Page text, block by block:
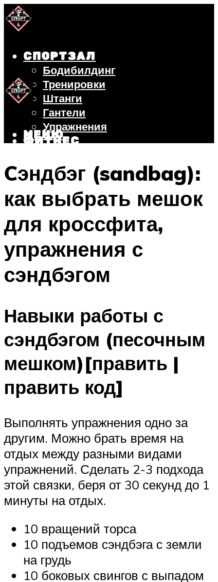
СПОРТЗАЛ
Бодибилдинг
Тренировки
Штанги
Гантели
Упражнения
ФИТНЕС
ВЕЛОСИПЕД
ПОХУДЕНИЕ
МЕНЮ
Cэндбэг (sandbag):
как выбрать мешок
для кроссфита,
упражнения с
сэндбэгом
Навыки работы с
сэндбэгом (песочным
мешком)[править |
править код]
Выполнять упражнения одно за
другим. Можно брать время на
отдых между разными видами
упражнений. Сделать 2-3 подхода
этой связки, беря от 30 секунд до 1
минуты на отдых.
10 вращений торса
10 подъемов сэндбэга с земли
на грудь
10 боковых свингов с выпадом